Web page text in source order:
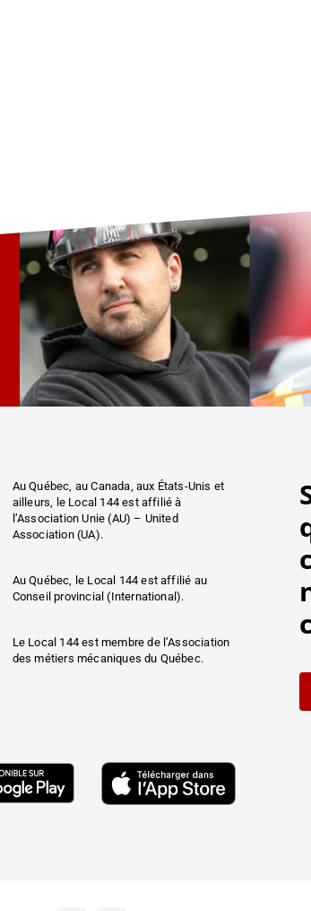
Au Québec, au Canada, aux États-Unis et
ailleurs, le Local 144 est affilié à
l’Association Unie (AU) – United
Association (UA).
Au Québec, le Local 144 est affilié au
Conseil provincial (International).
Le Local 144 est membre de l’Association
des métiers mécaniques du Québec.